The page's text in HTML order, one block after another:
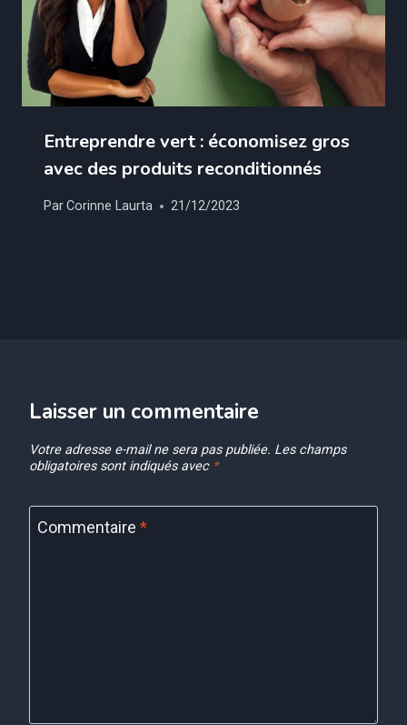
Entreprendre vert : économisez gros
avec des produits reconditionnés
ParCorinne Laurta 21/12/2023
Laisser un commentaire
Votre adresse e-mail ne sera pas publiée. Les champs
obligatoires sont indiqués avec *
Commentaire *